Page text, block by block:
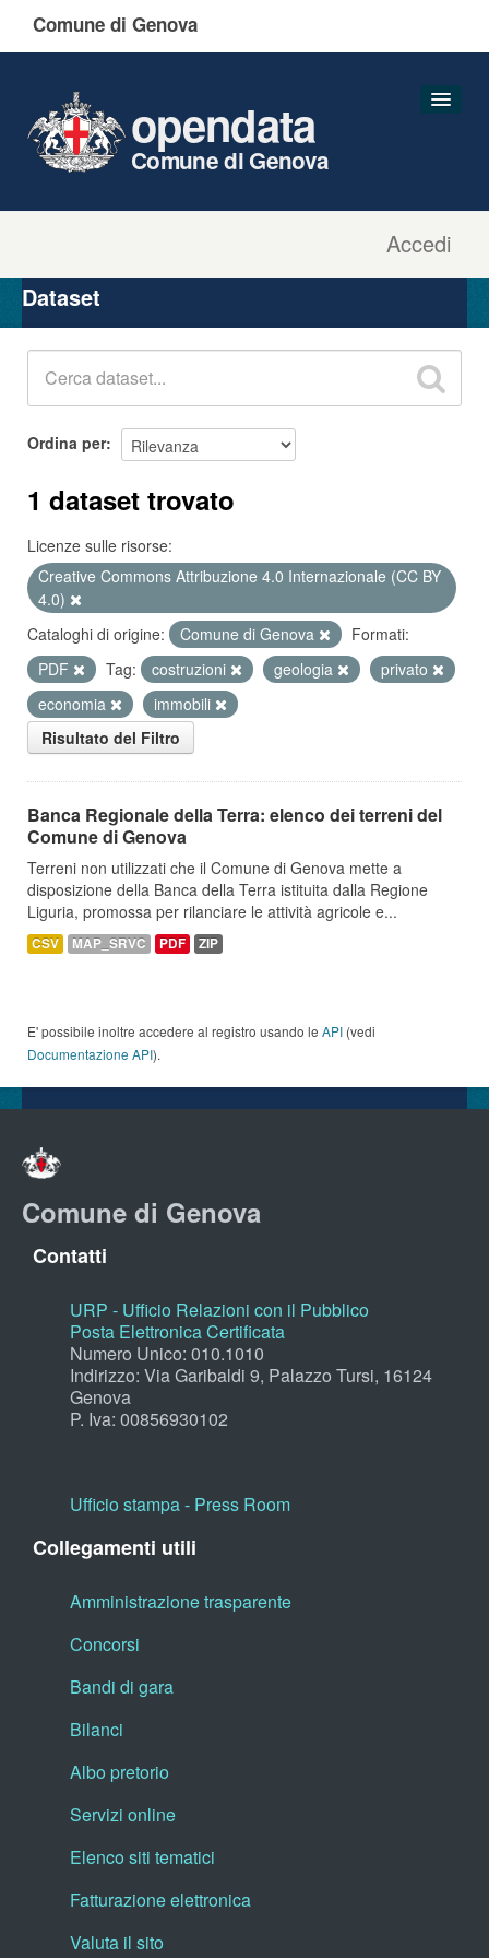
Comune di Genova
Accedi
opendata
Comune di Genova
Organizzazioni
Gruppi
Dataset
Ordina per
1 dataset trovato
Licenze sulle risorse:
Creative Commons Attribuzione 4.0 Internazionale (CC BY
4.0)
Cataloghi di origine:
Comune di Genova
Formati:
PDF
Tag: costruzioni geologia
privato
economia
immobili
Risultato del Filtro
Banca Regionale della Terra: elenco dei terreni del
Comune di Genova
Terreni non utilizzati che il Comune di Genova mette a
disposizione della Banca della Terra istituita dalla Regione
Liguria, promossa per rilanciare le attività agricole e...
CSV MAP_SRVC PDF ZIP
E' possibile inoltre accedere al registro usando le API (vedi
Documentazione API).
Comune di Genova
Contatti
URP - Ufficio Relazioni con il Pubblico
Posta Elettronica Certificata
Numero Unico: 010.1010
Indirizzo: Via Garibaldi 9, Palazzo Tursi, 16124
Genova
P. Iva: 00856930102
Ufficio stampa - Press Room
Collegamenti utili
Amministrazione trasparente
Concorsi
Bandi di gara
Bilanci
Albo pretorio
Servizi online
Elenco siti tematici
Fatturazione elettronica
Valuta il sito